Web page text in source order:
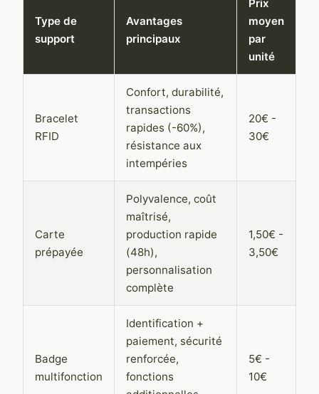
Type de
support
Avantages
principaux
Prix
moyen
par
unité
Bracelet
RFID
Confort, durabilité,
transactions
rapides (-60%),
résistance aux
intempéries
20€ -
30€
Carte
prépayée
Polyvalence, coût
maîtrisé,
production rapide
(48h),
personnalisation
complète
1,50€ -
3,50€
Badge
multifonction
Identification +
paiement, sécurité
renforcée,
fonctions
5€ -
10€